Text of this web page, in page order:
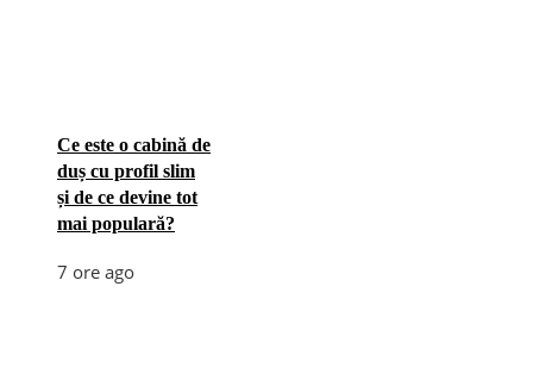
Ce este o cabină de
duș cu profil slim
și de ce devine tot
mai populară?
7 ore ago